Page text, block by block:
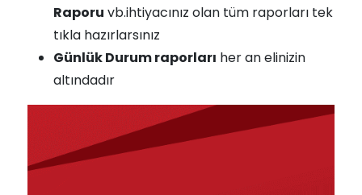
Raporu vb.ihtiyacınız olan tüm raporları tek
tıkla hazırlarsınız
Günlük Durum raporları her an elinizin
altındadır